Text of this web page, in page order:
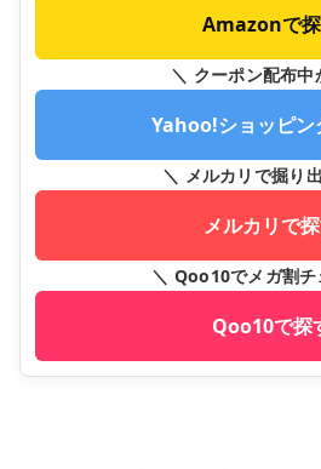
Amazonで
＼ クーポン配布中
Yahoo!ショッピン
＼ メルカリで掘り
メルカリで
＼ Qoo10でメガ割チ
Qoo10で探